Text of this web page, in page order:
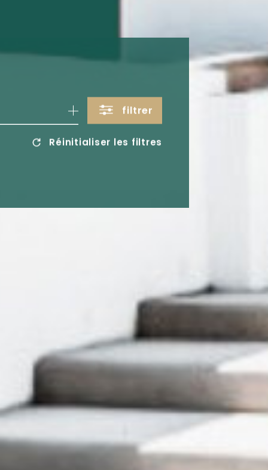
filtrer
Réinitialiser les filtres